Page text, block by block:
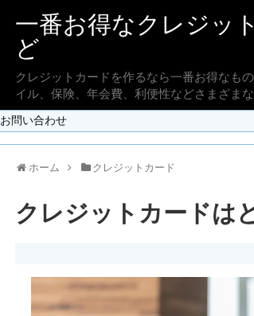
一番お得なクレジッ
ど
クレジットカードを作るなら一番お得なも
イル、保険、年会費、利便性などさまざま
お問い合わせ
ホーム クレジットカード
クレジットカードは